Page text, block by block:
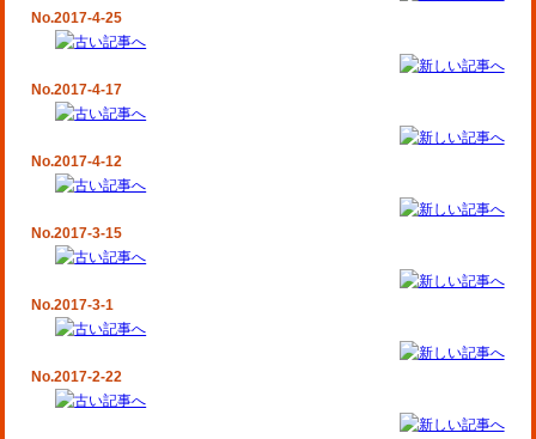
No.2017-4-25
No.2017-4-17
No.2017-4-12
No.2017-3-15
No.2017-3-1
No.2017-2-22